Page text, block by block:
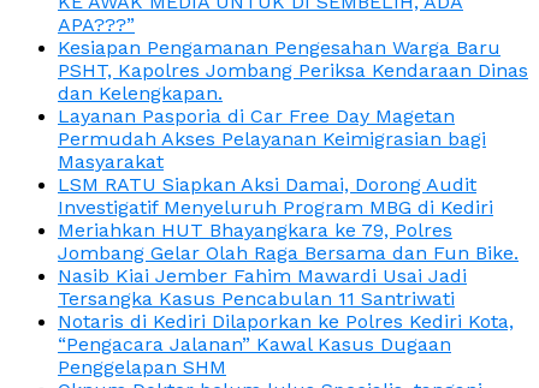
APA???”
Kesiapan Pengamanan Pengesahan Warga Baru
PSHT, Kapolres Jombang Periksa Kendaraan Dinas
dan Kelengkapan.
Layanan Pasporia di Car Free Day Magetan
Permudah Akses Pelayanan Keimigrasian bagi
Masyarakat
LSM RATU Siapkan Aksi Damai, Dorong Audit
Investigatif Menyeluruh Program MBG di Kediri
Meriahkan HUT Bhayangkara ke 79, Polres
Jombang Gelar Olah Raga Bersama dan Fun Bike.
Nasib Kiai Jember Fahim Mawardi Usai Jadi
Tersangka Kasus Pencabulan 11 Santriwati
Notaris di Kediri Dilaporkan ke Polres Kediri Kota,
“Pengacara Jalanan” Kawal Kasus Dugaan
Penggelapan SHM